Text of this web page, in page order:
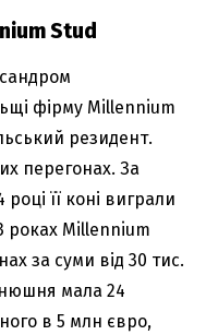
Stud
фірму Millennium
резидент.
перегонах. За
її коні виграли
роках Millennium
за суми від 30 тис.
мала 24
в 5 млн євро,